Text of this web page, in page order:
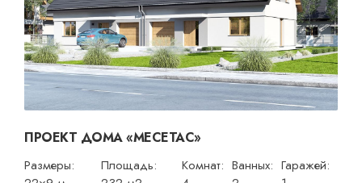
ПРОЕКТ ДОМА «МЕСЕТАС»
Размеры:
Площадь:
Комнат: Ванных: Гаражей: